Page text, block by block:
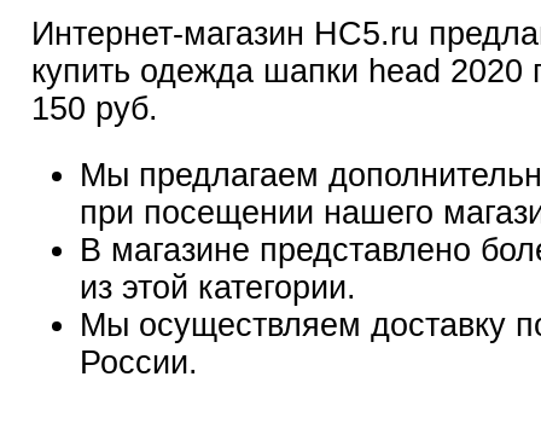
Интернет-магазин HC5.ru
купить одежда шапки head 2020
150 руб.
Мы предлагаем
при посещении нашего
В магазине представлено
из этой категории.
Мы осуществляем доставку
России.